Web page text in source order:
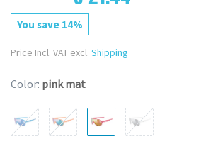
You save 14%
Price Incl. VAT excl. Shipping
Color: pink mat